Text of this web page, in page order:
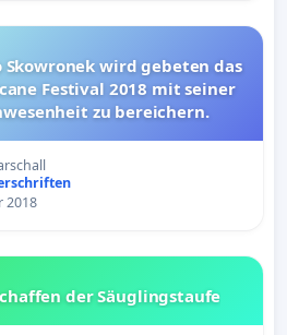
Skowronek wird gebeten das
Festival 2018 mit seiner
zu bereichern.
2018
der Säuglingstaufe